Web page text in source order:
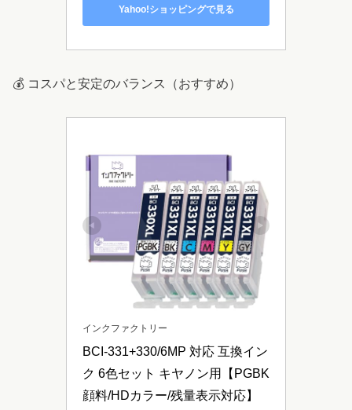
Yahoo!ショッピングで見る
💰 コスパと安定のバランス（おすすめ）
インクファクトリー
BCI-331+330/6MP 対応 互換イン
ク 6色セット キヤノン用【PGBK
顔料/HDカラー/残量表示対応】